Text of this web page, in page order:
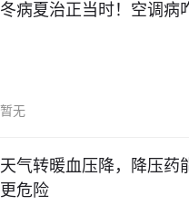
冬病夏治正当时！空调病
暂无
天气转暖血压降，降压药
更危险